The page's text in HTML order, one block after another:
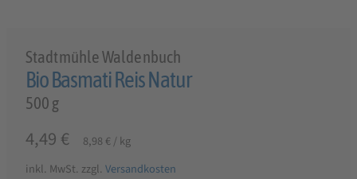
Stadtmühle Waldenbuch
Bio Basmati Reis Natur
500 g
4,49 € 8,98 €/kg
inkl. MwSt. zzgl. Versandkosten